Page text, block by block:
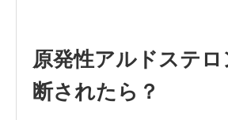
原発性アルドステ
断されたら？